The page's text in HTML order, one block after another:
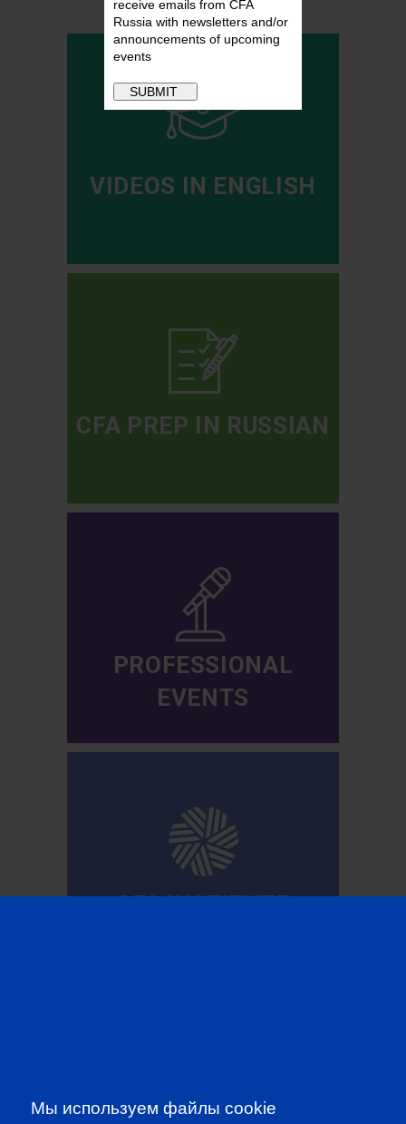
receive emails from CFA
Russia with newsletters and/or
announcements of upcoming
events
VIDEOS IN ENGLISH
CFA PREP IN RUSSIAN
PROFESSIONAL
EVENTS
CFA INSTITUTE
to be the first to know about all
Мы используем файлы cookie